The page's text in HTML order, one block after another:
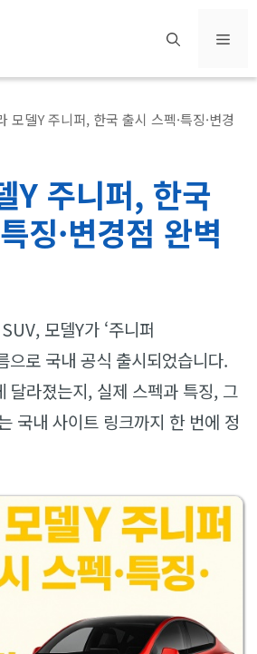
메
모델Y 주니퍼, 한국 출시 스펙·특징·변경
Y 주니퍼, 한국
징·변경점 완벽
모델Y가 ‘주니퍼
로 국내 공식 출시되었습니다.
달라졌는지, 실제 스펙과 특징, 그
국내 사이트 링크까지 한 번에 정